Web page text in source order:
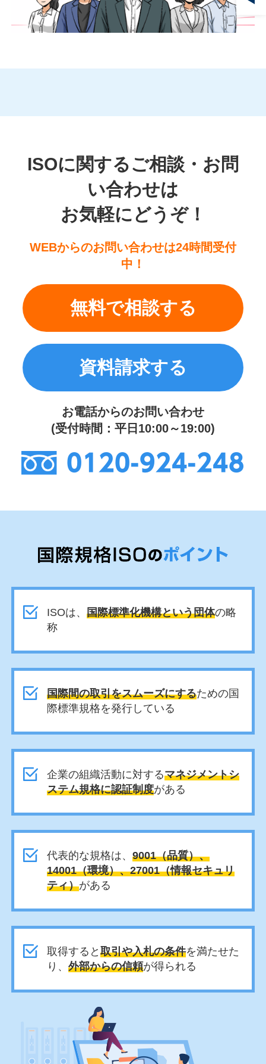
ISOに関するご相談・お問
い合わせは
お気軽にどうぞ！
WEBからのお問い合わせは24時間受付
中！
無料で相談する
資料請求する
お電話からのお問い合わせ
(受付時間：平日10:00～19:00)
0120-924-248
ISOは、 国際標準化機構という団体の略
称
国際間の取引をスムーズにするための国
際標準規格を発行している
企業の組織活動に対するマネジメントシ
ステム規格に認証制度がある
代表的な規格は、 9001（品質）、
14001（環境）、27001（情報セキュリ
ティ）がある
取得すると 取引や入札の条件を満たせた
り、 外部からの信頼が得られる